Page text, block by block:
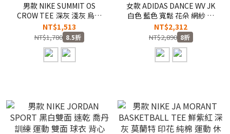
男款 NIKE SUMMIT OS
CROW TEE 深灰 淺灰 烏鴉
做舊 寬鬆 落肩 印花 短
T【IM5037】NKTF
NT$1,513
NT$1,780 8.5折
女款 ADIDAS DANCE WV JK
白色 藍色 寬鬆 花朵 網紗 立
領 運動 外套
【KZ4191/KZ4200】ADLP
NT$2,312
NT$2,890 8折